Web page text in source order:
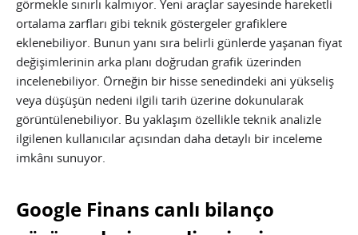
görmekle sınırlı kalmıyor. Yeni araçlar sayesinde hareketli
ortalama zarfları gibi teknik göstergeler grafiklere
eklenebiliyor. Bunun yanı sıra belirli günlerde yaşanan fiyat
değişimlerinin arka planı doğrudan grafik üzerinden
incelenebiliyor. Örneğin bir hisse senedindeki ani yükseliş
veya düşüşün nedeni ilgili tarih üzerine dokunularak
görüntülenebiliyor. Bu yaklaşım özellikle teknik analizle
ilgilenen kullanıcılar açısından daha detaylı bir inceleme
imkânı sunuyor.
Google Finans canlı bilanço